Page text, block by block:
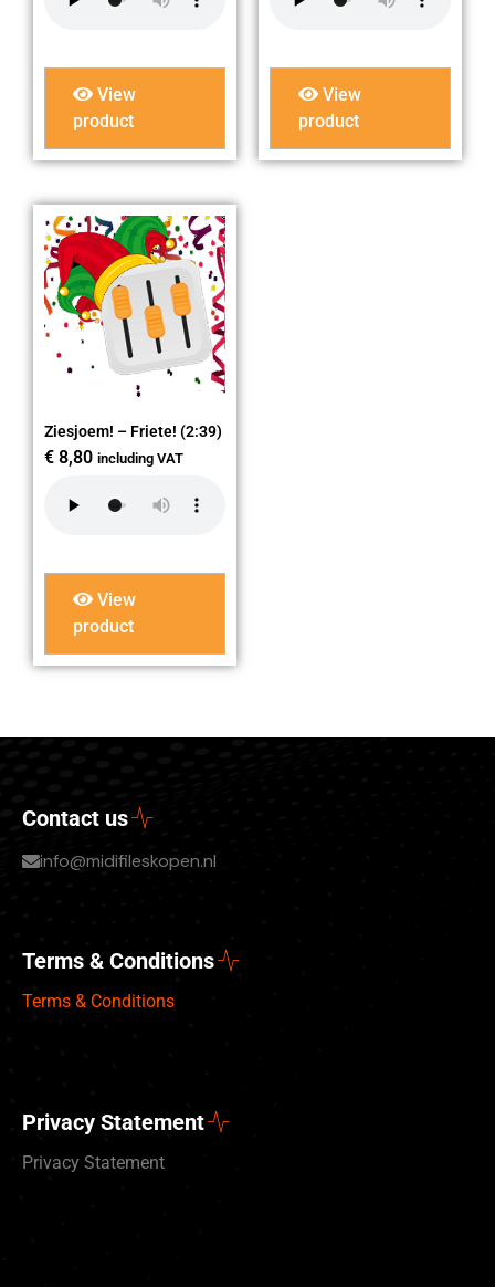
View
product
View
product
Ziesjoem! – Friete! (2:39)
€ 8,80 including VAT
View
product
Contact us
info@midifileskopen.nl
Terms & Conditions
Terms & Conditions
Privacy Statement
Privacy Statement